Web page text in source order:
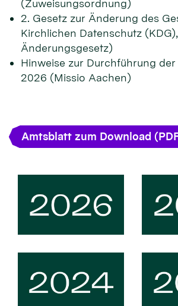
(Zuweisungsordnung)
2. Gesetz zur Änderung des
Kirchlichen Datenschutz
Änderungsgesetz)
Hinweise zur Durchführung
2026 (Missio Aachen)
Amtsblatt zum Download